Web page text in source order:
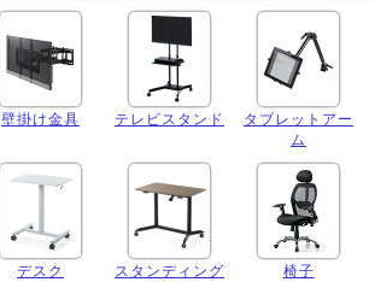
壁掛け金具 テレビスタンド
タブレットアー
ム
デスク
スタンディング
椅子